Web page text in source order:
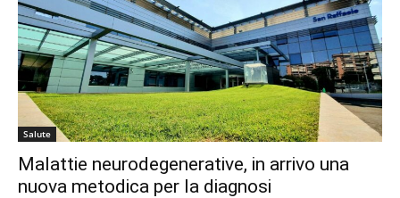
Salute
Malattie neurodegenerative, in arrivo una
nuova metodica per la diagnosi